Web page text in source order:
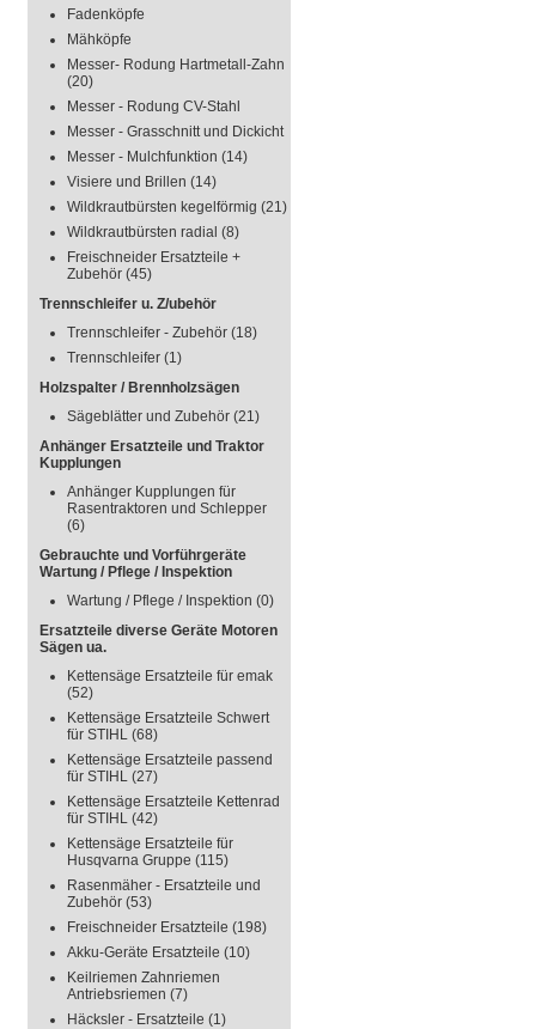
Fadenköpfe
Mähköpfe
Messer- Rodung Hartmetall-Zahn
(20)
Messer - Rodung CV-Stahl
Messer - Grasschnitt und Dickicht
Messer - Mulchfunktion (14)
Visiere und Brillen (14)
Wildkrautbürsten kegelförmig (21)
Wildkrautbürsten radial (8)
Freischneider Ersatzteile +
Zubehör (45)
Trennschleifer u. Z/ubehör
Trennschleifer - Zubehör (18)
Trennschleifer (1)
Holzspalter / Brennholzsägen
Sägeblätter und Zubehör (21)
Anhänger Ersatzteile und Traktor
Kupplungen
Anhänger Kupplungen für
Rasentraktoren und Schlepper
(6)
Gebrauchte und Vorführgeräte
Wartung / Pflege / Inspektion
Wartung / Pflege / Inspektion (0)
Ersatzteile diverse Geräte Motoren
Sägen ua.
Kettensäge Ersatzteile für emak
(52)
Kettensäge Ersatzteile Schwert
für STIHL (68)
Kettensäge Ersatzteile passend
für STIHL (27)
Kettensäge Ersatzteile Kettenrad
für STIHL (42)
Kettensäge Ersatzteile für
Husqvarna Gruppe (115)
Rasenmäher - Ersatzteile und
Zubehör (53)
Freischneider Ersatzteile (198)
Akku-Geräte Ersatzteile (10)
Keilriemen Zahnriemen
Antriebsriemen (7)
Häcksler - Ersatzteile (1)